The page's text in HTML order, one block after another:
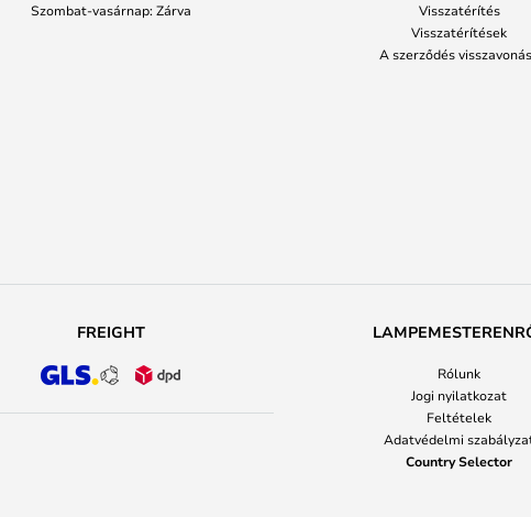
Szombat-vasárnap: Zárva
Visszatérítés
Visszatérítések
A szerződés
FREIGHT
Rólunk
Jogi nyilatkozat
Feltételek
Adatvédelmi
Country Selector